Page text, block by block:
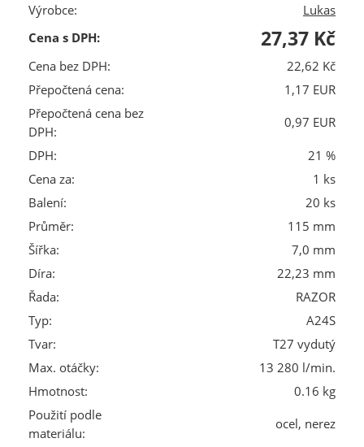
Výrobce:
Lukas
Cena s DPH:
27,37 Kč
Cena bez DPH:
22,62 Kč
Přepočtená cena:
1,17 EUR
Přepočtená cena bez
DPH:
0,97 EUR
DPH:
21 %
Cena za:
1 ks
Balení:
20 ks
Průměr:
115 mm
Šířka:
7,0 mm
Díra:
22,23 mm
Řada:
RAZOR
Typ:
A24S
Tvar:
T27 vydutý
Max. otáčky:
13 280 l/min.
Hmotnost:
0.16 kg
Použití podle
materiálu:
ocel, nerez